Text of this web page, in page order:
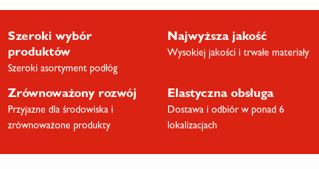
Szeroki wybór
produktów
Szeroki asortyment podłóg
Najwyższa jakość
Wysokiej jakości i trwałe materiały
Zrównoważony rozwój
Przyjazne dla środowiska i
zrównoważone produkty
Elastyczna obsługa
Dostawa i odbiór w ponad 6
lokalizacjach